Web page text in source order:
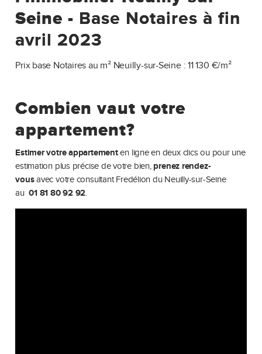
Seine - Base Notaires à fin
avril 2023
Prix base Notaires au m² Neuilly-sur-Seine : 11 130 €/m²
Combien vaut votre
appartement?
Estimer votre appartementen ligne en deux clics ou pour une
estimation plus précise de votre bien, prenez rendez-
vousavec votre consultant Fredélion du Neuilly-sur-Seine
au01 81 80 92 92.